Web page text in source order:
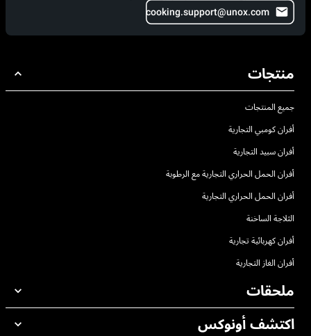
cooking.support@unox.com
منتجات
جميع المنتجات
أفران كومبي التجارية
أفران سبيد التجارية
أفران الحمل الحراري التجارية مع الرطوبة
أفران الحمل الحراري التجارية
الثلاجة الساخنة
أفران كهربائية تجارية
أفران الغاز التجارية
ملحقات
جميع الملحقات
اكتشف أونوكس